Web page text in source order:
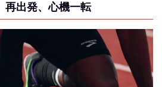
再出発、心機一転